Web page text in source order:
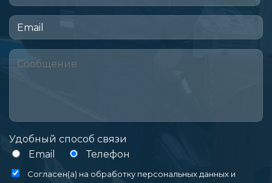
Удобный способ связи
Email
Телефон
Cогласен(а) на обработку персональных данных и